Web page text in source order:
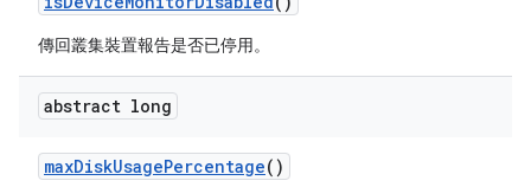
傳回叢集裝置報告是否已停用。
abstract long
maxDiskUsagePercentage()